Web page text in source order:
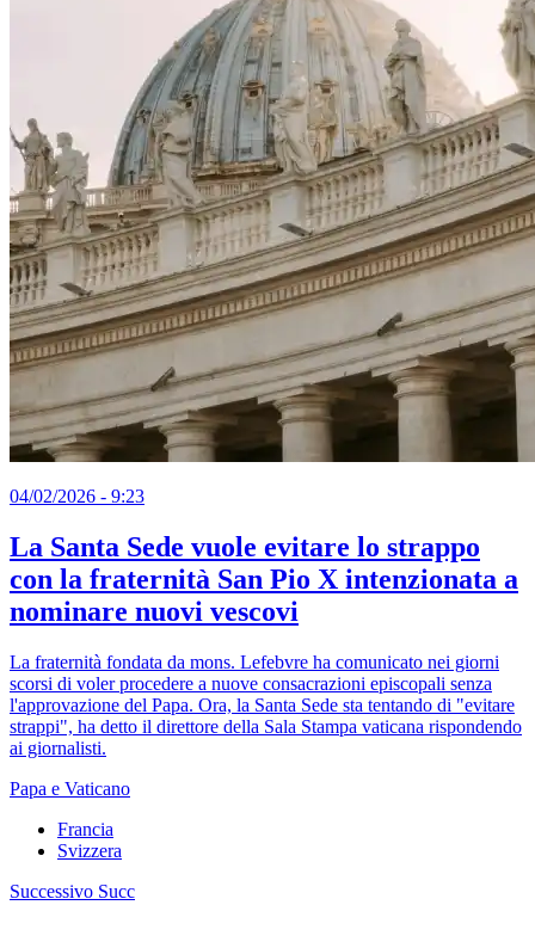
04/02/2026 - 9:23
La Santa Sede vuole evitare lo strappo
con la fraternità San Pio X intenzionata a
nominare nuovi vescovi
La fraternità fondata da mons. Lefebvre ha comunicato nei giorni
scorsi di voler procedere a nuove consacrazioni episcopali senza
l'approvazione del Papa. Ora, la Santa Sede sta tentando di "evitare
strappi", ha detto il direttore della Sala Stampa vaticana rispondendo
ai giornalisti.
Papa e Vaticano
Francia
Svizzera
Successivo Succ